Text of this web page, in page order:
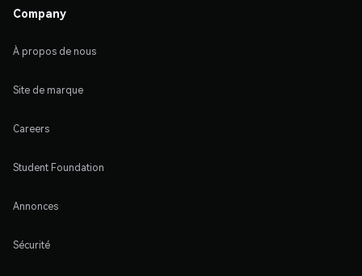
Company
À propos de nous
Site de marque
Careers
Student Foundation
Annonces
Sécurité